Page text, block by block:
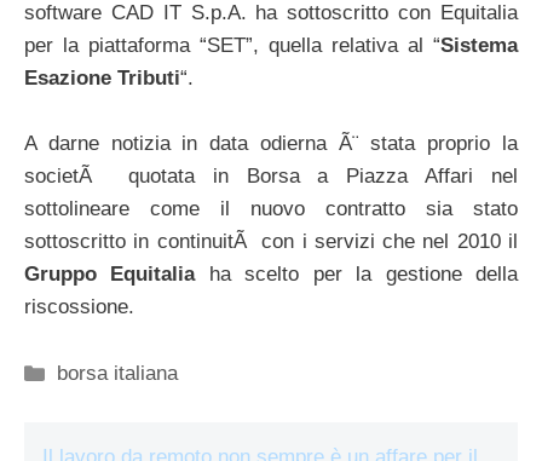
software CAD IT S.p.A. ha sottoscritto con Equitalia
per la piattaforma “SET”, quella relativa al “Sistema
Esazione Tributi“.
A darne notizia in data odierna Ã¨ stata proprio la
societÃ quotata in Borsa a Piazza Affari nel
sottolineare come il nuovo contratto sia stato
sottoscritto in continuitÃ con i servizi che nel 2010 il
Gruppo Equitaliaha scelto per la gestione della
riscossione.
Categorie
borsa italiana